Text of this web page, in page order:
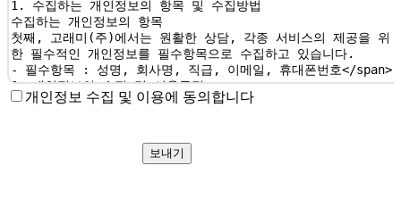
개인정보 수집 및 이용에 동의합니다